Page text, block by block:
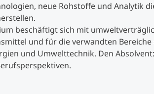
neue Rohstoffe und Analytik
beschäftigt sich mit
und für die verwandten
und Umwelttechnik. Den